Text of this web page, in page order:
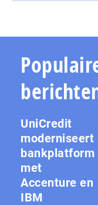
UniCredit
moderniseert
bankplatform
met
Accenture en
IBM